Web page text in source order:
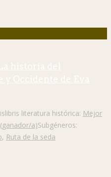
historia del
Occidente de Eva
literatura histórica: Mejor
a)Subgéneros:
, Ruta de la seda